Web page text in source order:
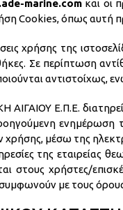
marine.com και οι
Cookies, όπως αυτή
χρήσης της
Σε περίπτωση
αντιστοίχως,
Ε.Π.Ε.
ενημέρωση
μέσω της
της εταιρείας
στους χρήστες/
με τους